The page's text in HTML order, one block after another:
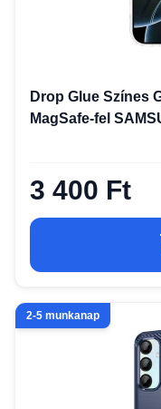
Drop Glue Színes
MagSafe-fel
3 400 Ft
2-5 munkanap